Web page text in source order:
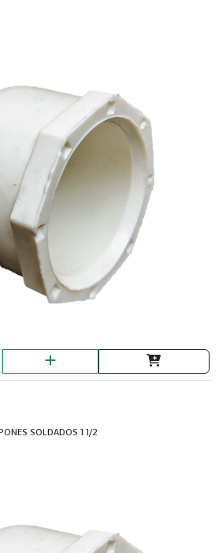
TUBOPLEX X MTS
PARA CONSTRUCCION
SOLDADOS 1 1/2